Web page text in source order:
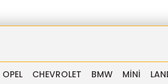
OPEL CHEVROLET BMW MİNİ